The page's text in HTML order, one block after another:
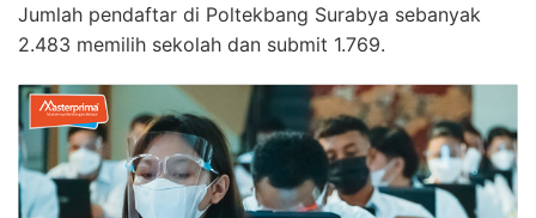
Jumlah pendaftar di Poltekbang Surabya sebanyak
2.483 memilih sekolah dan submit 1.769.